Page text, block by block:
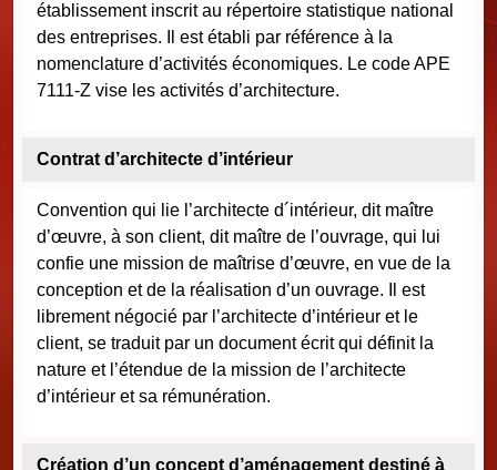
établissement inscrit au répertoire statistique national
des entreprises. Il est établi par référence à la
nomenclature d’activités économiques. Le code APE
7111-Z vise les activités d’architecture.
Contrat d’architecte d’intérieur
Convention qui lie l’architecte d´intérieur, dit maître
d’œuvre, à son client, dit maître de l’ouvrage, qui lui
confie une mission de maîtrise d’œuvre, en vue de la
conception et de la réalisation d’un ouvrage. Il est
librement négocié par l’architecte d’intérieur et le
client, se traduit par un document écrit qui définit la
nature et l’étendue de la mission de l’architecte
d’intérieur et sa rémunération.
Création d’un concept d’aménagement destiné à